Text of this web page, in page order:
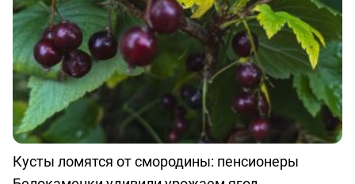
Кусты ломятся от смородины: пенсионеры